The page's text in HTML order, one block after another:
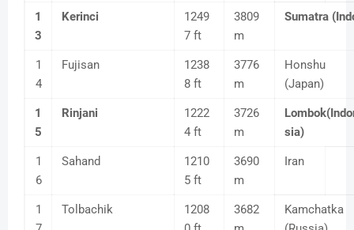
1
3
Kerinci
1249
7 ft
3809
m
Sumatra
1
4
Fujisan
1238
8 ft
3776
m
Honshu
(Japan)
1
5
Rinjani
1222
4 ft
3726
m
sia)
1
6
Sahand
1210
5 ft
3690
m
Iran
1
Tolbachik
1208
3682
Kamchatka